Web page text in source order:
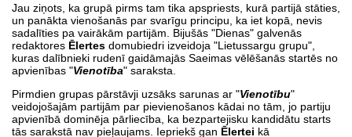
Jau ziņots, ka grupā pirms tam tika apspriests, kurā partijā stāties,
un panākta vienošanās par svarīgu principu, ka iet kopā, nevis
sadalīties pa vairākām partijām. Bijušās "Dienas" galvenās
redaktores Ēlertes domubiedri izveidoja "Lietussargu grupu",
kuras dalībnieki rudenī gaidāmajās Saeimas vēlēšanās startēs no
apvienības "Vienotība" saraksta.
Pirmdien grupas pārstāvji uzsāks sarunas ar "Vienotību"
veidojošajām partijām par pievienošanos kādai no tām, jo partiju
apvienībā dominēja pārliecība, ka bezpartejisku kandidātu starts
tās sarakstā nav pieļaujams. Iepriekš gan Ēlertei kā